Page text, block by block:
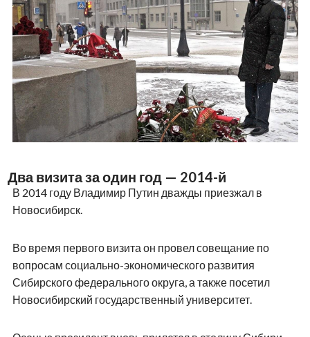
Два визита за один год — 2014-й
В 2014 году Владимир Путин дважды приезжал в
Новосибирск.
Во время первого визита он провел совещание по
вопросам социально-экономического развития
Сибирского федерального округа, а также посетил
Новосибирский государственный университет.